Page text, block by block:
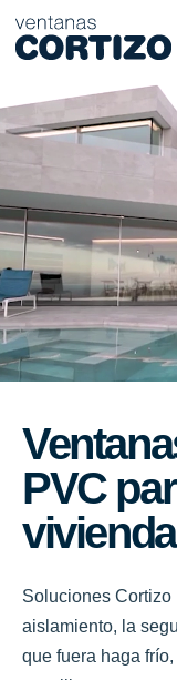
Ventanas Cortizo es
Productos
Asesoramiento
Red de tiendas
Presupuesto
PVC
vivienda
Soluciones Cortizo
aislamiento, la
que fuera haga